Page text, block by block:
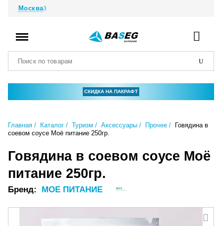
Москва
СКИДКА НА ПАКРАФТ
Главная Каталог Туризм Аксессуары Прочее
Говядина в
соевом соусе Моё питание 250гр.
Говядина в соевом соусе Моё
питание 250гр.
Бренд: МОЕ ПИТАНИЕ